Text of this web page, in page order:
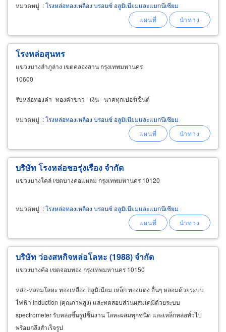
หมวดหมู่ :โรงหล่อทองเหลือง บรอนซ์ อลูมิเนียมและแมกนีเซียม
โรงหล่อสุนทร
แขวงบางลำภูล่าง เขตคลองสาน กรุงเทพมหานคร
10600
รับหล่อทองคำ -ทองคำขาว - เงิน - นาคทุกเปอร์เซ็นต์
หมวดหมู่ :โรงหล่อทองเหลือง บรอนซ์ อลูมิเนียมและแมกนีเซียม
บริษัท โรงหล่อชอรุ่งเรือง จำกัด
แขวงบางโคล่ เขตบางคอแหลม กรุงเทพมหานคร 10120
หมวดหมู่ :โรงหล่อทองเหลือง บรอนซ์ อลูมิเนียมและแมกนีเซียม
บริษัท ว่องสหกิจหล่อโลหะ (1988) จำกัด
แขวงบางค้อ เขตจอมทอง กรุงเทพมหานคร 10150
หล่อ-หลอมโลหะ ทองเหลือง อลูมิเนียม เหล็ก ทองแดง อื่นๆ หลอมด้วยระบบ
ไฟฟ้า induction (คุณภาพสูง) และทดสอบส่วนผสมเคมีด้วยระบบ
spectrometer รับหล่อขึ้นรูปชิ้นงาน โลหะผสมทุกชนิด และเหล็กหล่อทั่วไป
พร้อมกลึงสำเร็จรูป